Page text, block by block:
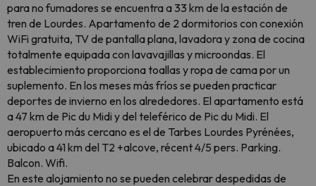
para no fumadores se encuentra a 33 km de la estación de
tren de Lourdes. Apartamento de 2 dormitorios con conexión
WiFi gratuita, TV de pantalla plana, lavadora y zona de cocina
totalmente equipada con lavavajillas y microondas. El
establecimiento proporciona toallas y ropa de cama por un
suplemento. En los meses más fríos se pueden practicar
deportes de invierno en los alrededores. El apartamento está
a 47 km de Pic du Midi y del teleférico de Pic du Midi. El
aeropuerto más cercano es el de Tarbes Lourdes Pyrénées,
ubicado a 41 km del T2 +alcove, récent 4/5 pers. Parking.
Balcon. Wifi.
En este alojamiento no se pueden celebrar despedidas de